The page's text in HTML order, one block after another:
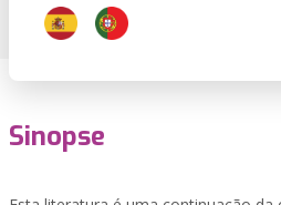
Sinopse